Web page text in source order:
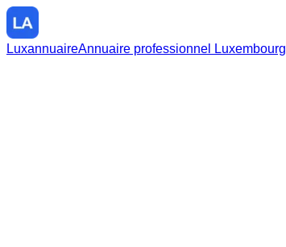
LuxannuaireAnnuaire professionnel Luxembourg